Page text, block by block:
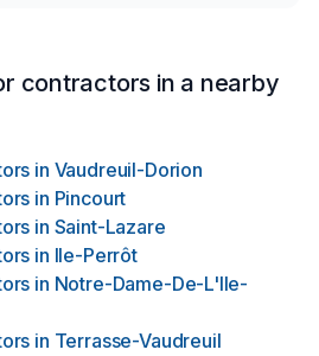
contractors in a nearby
in Vaudreuil-Dorion
in Pincourt
in Saint-Lazare
in Ile-Perrôt
in Notre-Dame-De-L'Ile-
in Terrasse-Vaudreuil